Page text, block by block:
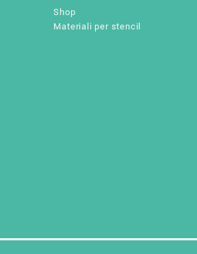
Shop
Materiali per stencil